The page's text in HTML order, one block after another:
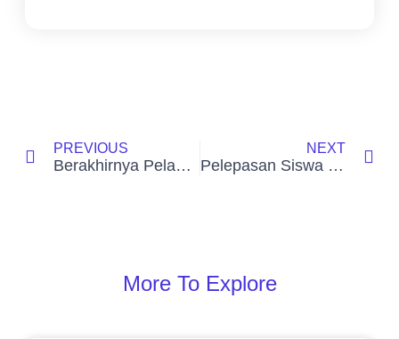
PREVIOUS
Berakhirnya Pelaksanaan ASTS Ganjil Tahun Pelajaran 2024/2025
NEXT
Pelepasan Siswa Kelas XII SMK Mekarwangi Cibinong Tahun Ajaran 2024/2025
More To Explore